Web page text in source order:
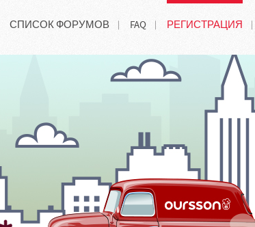
СПИСОК ФОРУМОВ FAQ РЕГИСТРАЦИЯ